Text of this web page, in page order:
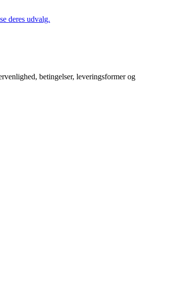
deres udvalg.
betingelser, leveringsformer og